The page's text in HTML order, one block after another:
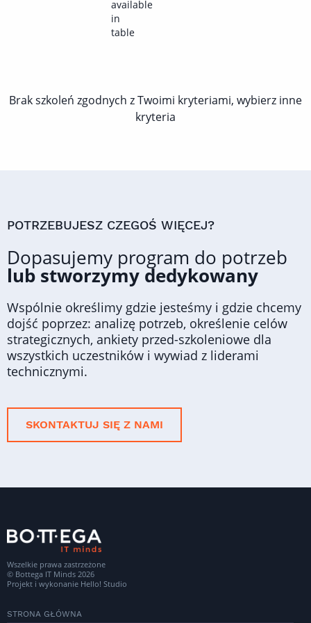
available
in
table
Brak szkoleń zgodnych z Twoimi kryteriami, wybierz inne
kryteria
POTRZEBUJESZ CZEGOŚ WIĘCEJ?
Dopasujemy program do potrzeb
lub stworzymy dedykowany
Wspólnie określimy gdzie jesteśmy i gdzie chcemy
dojść poprzez: analizę potrzeb, określenie celów
strategicznych, ankiety przed-szkoleniowe dla
wszystkich uczestników i wywiad z liderami
technicznymi.
SKONTAKTUJ SIĘ Z NAMI
Wszelkie prawa zastrzeżone
© Bottega IT Minds 2026
Projekt i wykonanie Hello! Studio
STRONA GŁÓWNA